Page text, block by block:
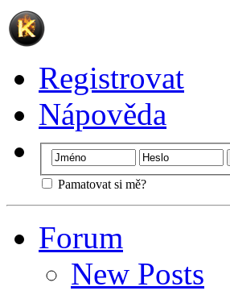
Registrovat
Nápověda
Pamatovat si mě?
Forum
New Posts